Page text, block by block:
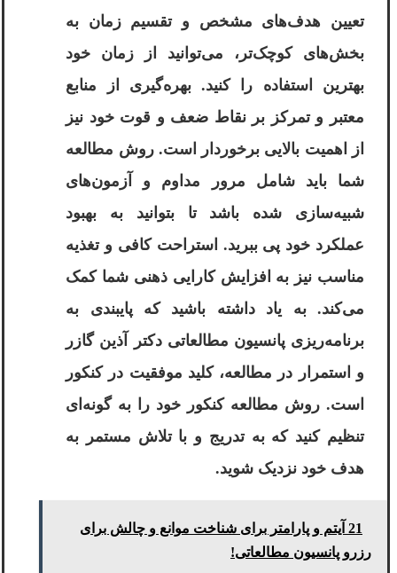
تعیین هدف‌های مشخص و تقسیم زمان به
بخش‌های کوچک‌تر، می‌توانید از زمان خود
بهترین استفاده را کنید. بهره‌گیری از منابع
معتبر و تمرکز بر نقاط ضعف و قوت خود نیز
از اهمیت بالایی برخوردار است. روش مطالعه
شما باید شامل مرور مداوم و آزمون‌های
شبیه‌سازی شده باشد تا بتوانید به بهبود
عملکرد خود پی ببرید. استراحت کافی و تغذیه
مناسب نیز به افزایش کارایی ذهنی شما کمک
می‌کند. به یاد داشته باشید که پایبندی به
برنامه‌ریزی پانسیون مطالعاتی دکتر آذین گازر
و استمرار در مطالعه، کلید موفقیت در کنکور
است. روش مطالعه کنکور خود را به گونه‌ای
تنظیم کنید که به تدریج و با تلاش مستمر به
هدف خود نزدیک شوید.
21 آیتم و پارامتر برای شناخت موانع و چالش برای
رزرو پانسیون مطالعاتی!